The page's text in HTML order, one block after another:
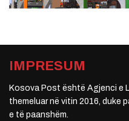
IMPRESUM
Kosova Post është Agjenci e
themeluar në vitin 2016, duke
e të paanshëm.